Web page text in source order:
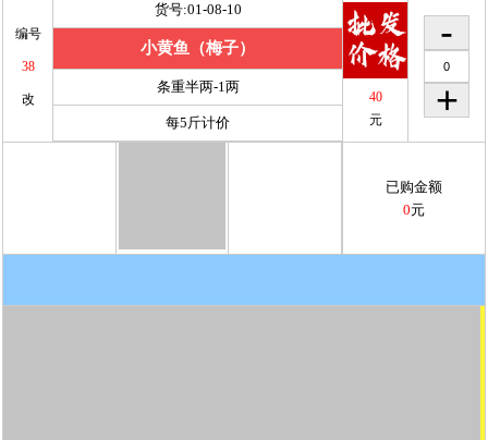
编号
38
改
货号:01-08-10
小黄鱼（梅子）
条重半两-1两
每5斤计价
40
元
已购金额
0元